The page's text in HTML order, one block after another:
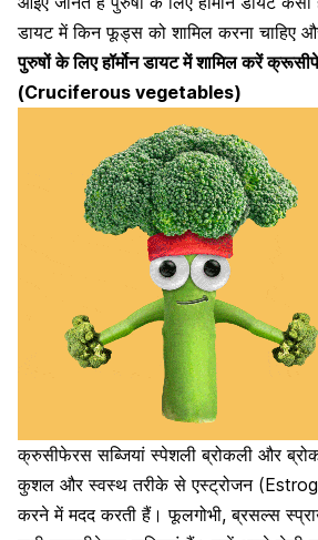
डायट में किन फूड्स को शामिल करना चाहिए
पुरुषों के लिए हॉर्मोन डायट में शामिल करें
(Cruciferous vegetables)
क्रुसीफेरस सब्जियांस्पेशली ब्रोकली और
कुशल और स्वस्थ तरीके से एस्ट्रोजन
करने में मदद करती हैं। फूलगोभी, ब्रसल्स